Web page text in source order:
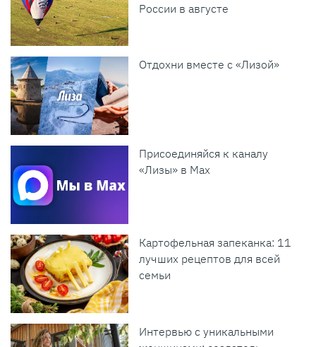
России в августе
Отдохни вместе с «Лизой»
Присоединяйся к каналу
«Лизы» в Max
Картофельная запеканка: 11
лучших рецептов для всей
семьи
Интервью с уникальными